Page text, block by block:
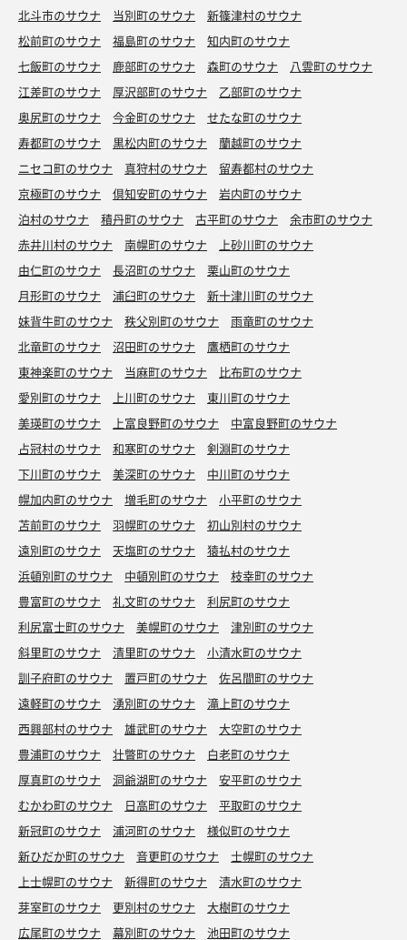
北斗市のサウナ 当別町のサウナ
新篠津村のサウナ
松前町のサウナ
福島町のサウナ
知内町のサウナ
七飯町のサウナ
鹿部町のサウナ 森町のサウナ
八雲町のサウナ
江差町のサウナ
厚沢部町のサウナ
乙部町のサウナ
奥尻町のサウナ
今金町のサウナ
せたな町のサウナ
寿都町のサウナ
黒松内町のサウナ
蘭越町のサウナ
ニセコ町のサウナ
真狩村のサウナ
留寿都村のサウナ
京極町のサウナ
倶知安町のサウナ
岩内町のサウナ
泊村のサウナ
積丹町のサウナ 古平町のサウナ
余市町のサウナ
赤井川村のサウナ
南幌町のサウナ
上砂川町のサウナ
由仁町のサウナ
長沼町のサウナ
栗山町のサウナ
月形町のサウナ
浦臼町のサウナ
新十津川町のサウナ
妹背牛町のサウナ
秩父別町のサウナ
雨竜町のサウナ
北竜町のサウナ
沼田町のサウナ
鷹栖町のサウナ
東神楽町のサウナ
当麻町のサウナ
比布町のサウナ
愛別町のサウナ
上川町のサウナ
東川町のサウナ
美瑛町のサウナ
上富良野町のサウナ
中富良野町のサウナ
占冠村のサウナ
和寒町のサウナ
剣淵町のサウナ
下川町のサウナ
美深町のサウナ
中川町のサウナ
幌加内町のサウナ
増毛町のサウナ
小平町のサウナ
苫前町のサウナ
羽幌町のサウナ
初山別村のサウナ
遠別町のサウナ
天塩町のサウナ
猿払村のサウナ
浜頓別町のサウナ
中頓別町のサウナ
枝幸町のサウナ
豊富町のサウナ
礼文町のサウナ
利尻町のサウナ
利尻富士町のサウナ
美幌町のサウナ
津別町のサウナ
斜里町のサウナ
清里町のサウナ
小清水町のサウナ
訓子府町のサウナ
置戸町のサウナ
佐呂間町のサウナ
遠軽町のサウナ
湧別町のサウナ
滝上町のサウナ
西興部村のサウナ
雄武町のサウナ
大空町のサウナ
豊浦町のサウナ
壮瞥町のサウナ
白老町のサウナ
厚真町のサウナ
洞爺湖町のサウナ
安平町のサウナ
むかわ町のサウナ
日高町のサウナ
平取町のサウナ
新冠町のサウナ
浦河町のサウナ
様似町のサウナ
新ひだか町のサウナ
音更町のサウナ
士幌町のサウナ
上士幌町のサウナ
新得町のサウナ
清水町のサウナ
芽室町のサウナ
更別村のサウナ
大樹町のサウナ
広尾町のサウナ
幕別町のサウナ
池田町のサウナ